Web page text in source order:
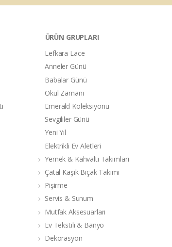
ÜRÜN GRUPLARI
Lefkara Lace
Anneler Günü
Babalar Günü
Okul Zamanı
Emerald Koleksiyonu
Sevgililer Günü
Yeni Yıl
Elektrikli Ev Aletleri
Yemek & Kahvaltı Takımları
Çatal Kaşık Bıçak Takımı
Pişirme
Servis & Sunum
Mutfak Aksesuarları
Ev Tekstili & Banyo
Dekorasyon